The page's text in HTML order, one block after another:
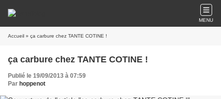
MENU
Accueil » ça carbure chez TANTE COTINE !
ça carbure chez TANTE COTINE !
Publié le 19/09/2013 à 07:59
Par hoppenot